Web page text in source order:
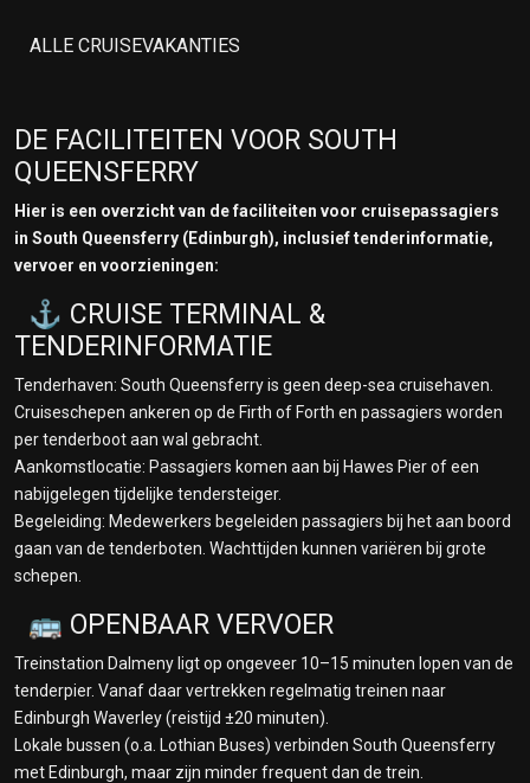
ALLE CRUISEVAKANTIES
DE FACILITEITEN VOOR SOUTH
QUEENSFERRY
Hier is een overzicht van de faciliteiten voor cruisepassagiers
in South Queensferry (Edinburgh), inclusief tenderinformatie,
vervoer en voorzieningen:
⚓ CRUISE TERMINAL &
TENDERINFORMATIE
Tenderhaven: South Queensferry is geen deep-sea cruisehaven.
Cruiseschepen ankeren op de Firth of Forth en passagiers worden
per tenderboot aan wal gebracht.
Aankomstlocatie: Passagiers komen aan bij Hawes Pier of een
nabijgelegen tijdelijke tendersteiger.
Begeleiding: Medewerkers begeleiden passagiers bij het aan boord
gaan van de tenderboten. Wachttijden kunnen variëren bij grote
schepen.
🚌 OPENBAAR VERVOER
Treinstation Dalmeny ligt op ongeveer 10–15 minuten lopen van de
tenderpier. Vanaf daar vertrekken regelmatig treinen naar
Edinburgh Waverley (reistijd ±20 minuten).
Lokale bussen (o.a. Lothian Buses) verbinden South Queensferry
met Edinburgh, maar zijn minder frequent dan de trein.